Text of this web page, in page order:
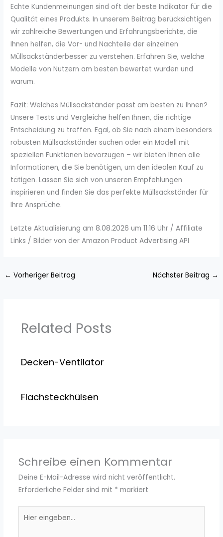
Echte Kundenmeinungen sind oft der beste Indikator für die
Qualität eines Produkts. In unserem Beitrag berücksichtigen
wir zahlreiche Bewertungen und Erfahrungsberichte, die
Ihnen helfen, die Vor- und Nachteile der einzelnen
Müllsackständerbesser zu verstehen. Erfahren Sie, welche
Modelle von Nutzern am besten bewertet wurden und
warum.
Fazit: Welches Müllsackständer passt am besten zu Ihnen?
Unsere Tests und Vergleiche helfen Ihnen, die richtige
Entscheidung zu treffen. Egal, ob Sie nach einem besonders
robusten Müllsackständer suchen oder ein Modell mit
speziellen Funktionen bevorzugen – wir bieten Ihnen alle
Informationen, die Sie benötigen, um den idealen Kauf zu
tätigen. Lassen Sie sich von unseren Empfehlungen
inspirieren und finden Sie das perfekte Müllsackständer für
Ihre Ansprüche.
Letzte Aktualisierung am 8.08.2026 um 11:16 Uhr / Affiliate
Links / Bilder von der Amazon Product Advertising API
← Vorheriger Beitrag Nächster Beitrag →
Related Posts
Decken-Ventilator
Flachsteckhülsen
Schreibe einen Kommentar
Deine E-Mail-Adresse wird nicht veröffentlicht.
Erforderliche Felder sind mit * markiert
eingeben…